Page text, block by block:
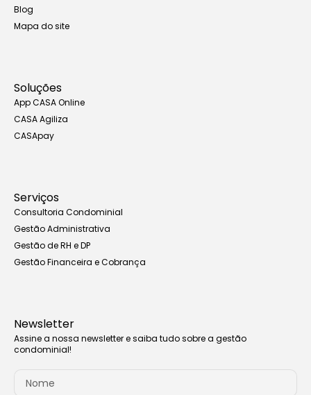
Blog
Mapa do site
Soluções
App CASA Online
CASA Agiliza
CASApay
Serviços
Consultoria Condominial
Gestão Administrativa
Gestão de RH e DP
Gestão Financeira e Cobrança
Newsletter
Assine a nossa newsletter e saiba tudo sobre a gestão
condominial!